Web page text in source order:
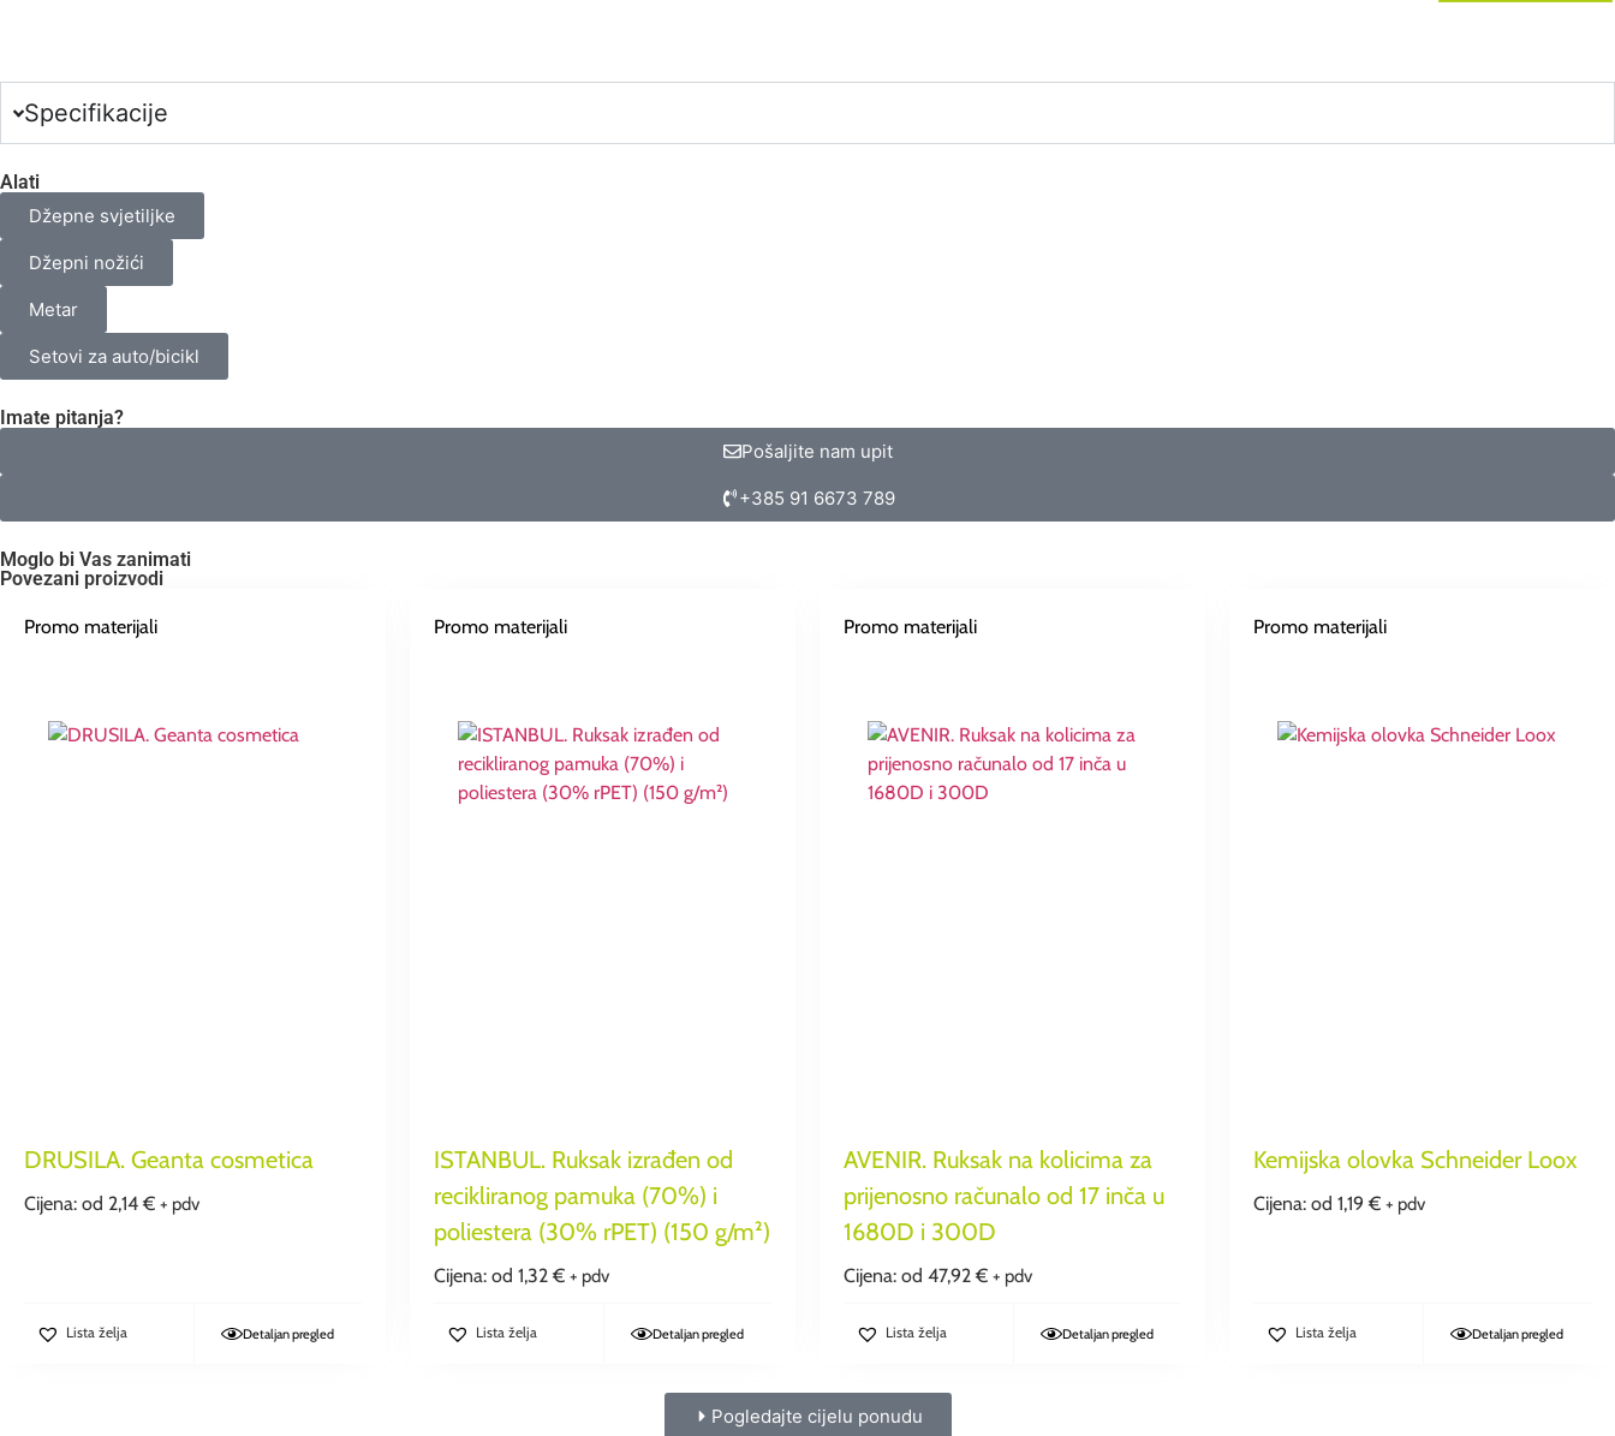
Your
total
0,00 €
Specifikacije
Alati
Džepne svjetiljke
Džepni nožići
Metar
Setovi za auto/bicikl
Imate pitanja?
Pošaljite nam upit
+385 91 6673 789
Moglo bi Vas zanimati
Povezani proizvodi
Promo materijali
DRUSILA. Geanta cosmetica
Cijena: od 2,14€ + pdv
Lista želja Detaljan pregled
Promo materijali
ISTANBUL. Ruksak izrađen od
recikliranog pamuka (70%) i
poliestera (30% rPET) (150 g/m²)
Cijena: od 1,32€ + pdv
Lista želja Detaljan pregled
Promo materijali
AVENIR. Ruksak na kolicima za
prijenosno računalo od 17 inča u
1680D i 300D
Cijena: od 47,92€ + pdv
Lista želja Detaljan pregled
Promo materijali
Kemijska olovka Schneider Loox
Cijena: od 1,19€ + pdv
Lista želja Detaljan pregled
Pogledajte cijelu ponudu